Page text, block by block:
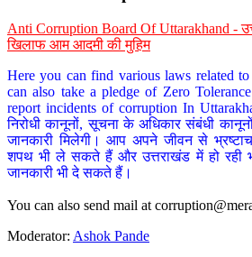
Anti Corruption Board Of Uttarakhand -
खिलाफ आम आदमी की मुहिम
Here you can find various laws related
can also take a pledge of Zero
report incidents of corruption In
निरोधी कानूनों, सूचना के अधिकार संबंधी
जानकारी मिलेगी। आप अपने जीवन से
शपथ भी ले सकते हैं और उत्तराखंड में हो रही
जानकारी भी दे सकते हैं।
You can also send mail at
Moderator: Ashok Pande